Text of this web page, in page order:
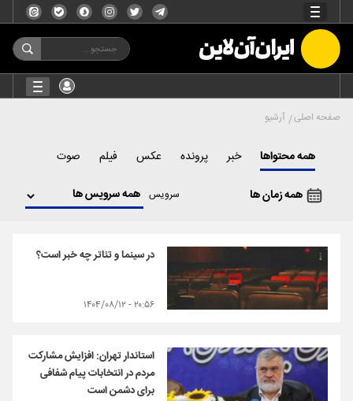
صفحه اصلی آرشیو
همه محتواها خبر پرونده عکس فیلم صوت
همه زمان ها سرویس
در سینما و تئاتر چه خبر است؟
۲۰:۵۶ - ۱۴۰۴/۰۸/۱۲
استاندار تهران: افزایش مشارکت
مردم در انتخابات پیام شفافی
برای دشمن است